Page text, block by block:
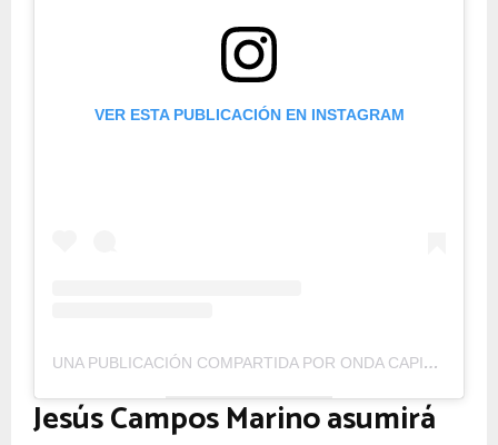
VER ESTA PUBLICACIÓN EN INSTAGRAM
UNA PUBLICACIÓN COMPARTIDA POR ONDA CAPITAL (@ONDACAPITALFM)
Jesús Campos Marino asumirá